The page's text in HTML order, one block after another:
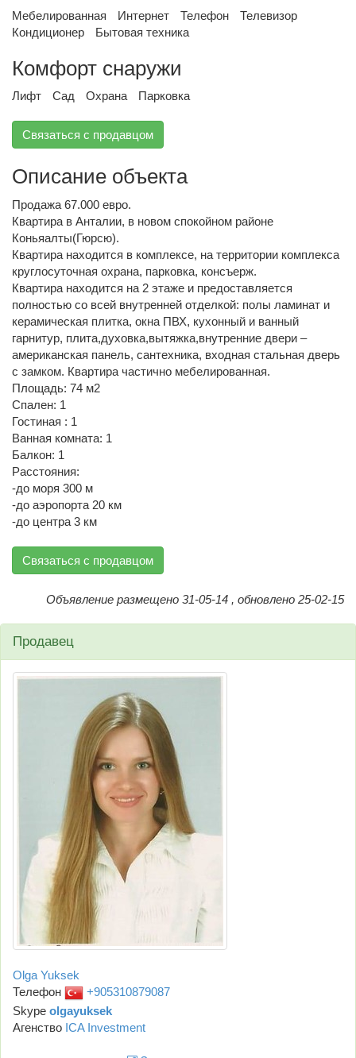
Мебелированная Интернет Телефон
Телевизор
Кондиционер
Бытовая техника
Комфорт снаружи
Лифт Сад Охрана Парковка
Связаться с продавцом
Описание объекта
Продажа 67.000 евро.
Квартира в Анталии, в новом спокойном районе
Коньяалты(Гюрсю).
Квартира находится в комплексе, на территории комплекса
круглосуточная охрана, парковка, консъерж.
Квартира находится на 2 этаже и предоставляется
полностью со всей внутренней отделкой: полы ламинат и
керамическая плитка, окна ПВХ, кухонный и ванный
гарнитур, плита,духовка,вытяжка,внутренние двери –
американская панель, сантехника, входная стальная дверь
с замком. Квартира частично мебелированная.
Площадь: 74 м2
Спален: 1
Гостиная : 1
Ванная комната: 1
Балкон: 1
Расстояния:
-до моря 300 м
-до аэропорта 20 км
-до центра 3 км
Связаться с продавцом
Объявление размещено 31-05-14 , обновлено 25-02-15
Продавец
Olga Yuksek
Телефон
+905310879087
Skype olgayuksek
Агенство ICA Investment